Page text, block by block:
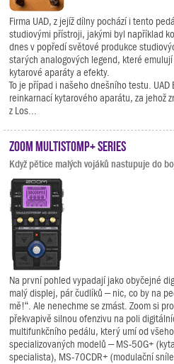
Firma UAD, z jejíž dílny pochází i tento
studiovými přístroji, jakými byl například
dnes v popředí světové produkce
starých analogových legend, které
kytarové aparáty a efekty.
To je případ i našeho dnešního testu.
reinkarnací kytarového aparátu, za jehož
z Los...
Zoom MultiStomp+ Series
Když pětice malých vojáků nastupuje do
Na první pohled vypadají jako obyčejné
malý displej, pár čudlíků – nic, co by na
mě!“. Ale nenechme se zmást. Zoom si
překvapivě silnou ofenzivu na poli
multifunkčního pedálu, který umí od
specializovaných modelů – MS-50G+
specialista), MS-70CDR+ (modulační